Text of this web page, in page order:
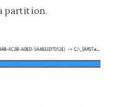
partition.